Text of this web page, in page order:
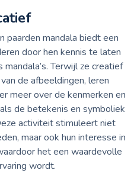
paarden mandala biedt een
door hen kennis te laten
Terwijl ze creatief
de afbeeldingen, leren
meer over de kenmerken en
de betekenis en symboliek
activiteit stimuleert niet
maar ook hun interesse in
het een waardevolle
wordt.